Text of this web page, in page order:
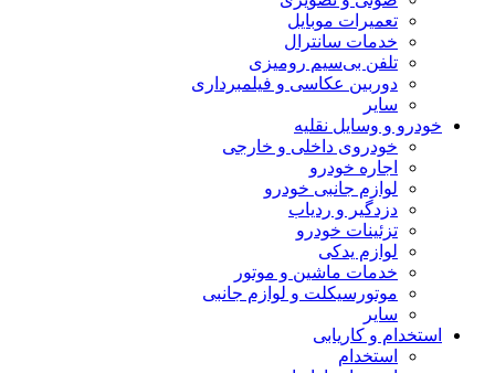
تعمیرات موبایل
خدمات سانترال
تلفن بی‌سیم رومیزی
دوربین عکاسی و فیلمبرداری
سایر
خودرو و وسایل نقلیه
خودروی داخلی و خارجی
اجاره خودرو
لوازم جانبی خودرو
دزدگیر و ردیاب
تزئینات خودرو
لوازم یدکی
خدمات ماشین و موتور
موتورسیکلت و لوازم جانبی
سایر
استخدام و کاریابی
استخدام